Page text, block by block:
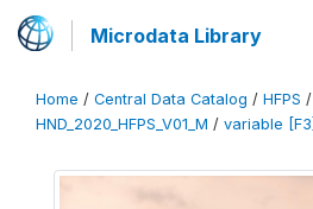
Microdata Library
Home / Central Data Catalog / HFPS /
HND_2020_HFPS_V01_M / variable [F3]